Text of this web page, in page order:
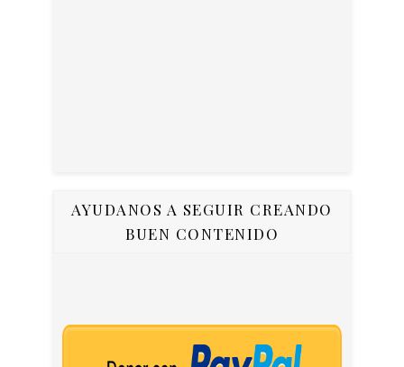
AYUDANOS A SEGUIR CREANDO
BUEN CONTENIDO